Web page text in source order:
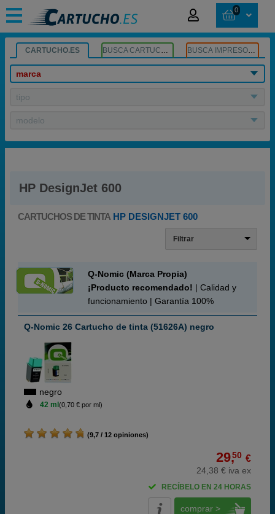
0
CARTUCHO.ES BUSCA CARTUCHOS BUSCA IMPRESORA
marca
tipo
modelo
HP DesignJet 600
CARTUCHOS DE TINTA HP DESIGNJET 600
Filtrar
Q-Nomic (Marca Propia)
¡Producto recomendado! | Calidad y
funcionamiento | Garantía 100%
Q-Nomic 26 Cartucho de tinta (51626A) negro
negro
42 ml (0,70 € por ml)
(9,7 / 12 opiniones)
29,50 €
24,38 € iva ex
RECÍBELO EN 24 HORAS
comprar >